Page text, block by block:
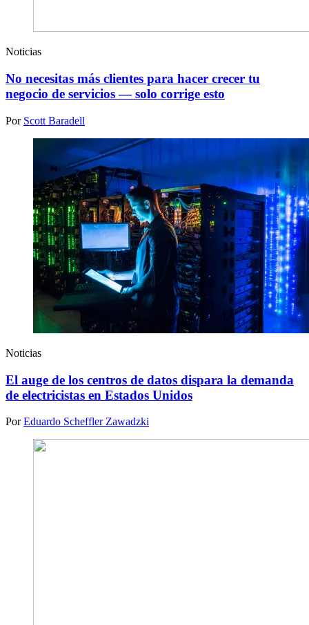
Noticias
No necesitas más clientes para hacer crecer tu
negocio de servicios — solo corrige esto
Por Scott Baradell
Noticias
El auge de los centros de datos dispara la demanda
de electricistas en Estados Unidos
PorEduardo Scheffler Zawadzki